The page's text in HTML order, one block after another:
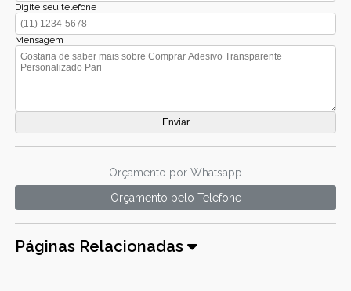
Digite seu telefone
Mensagem
Orçamento por Whatsapp
Orçamento pelo Telefone
Páginas Relacionadas